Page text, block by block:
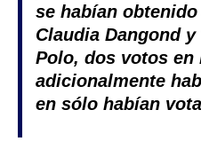
se habían
Claudia Dangond
Polo, dos votos en
adicionalmente
en sólo habían